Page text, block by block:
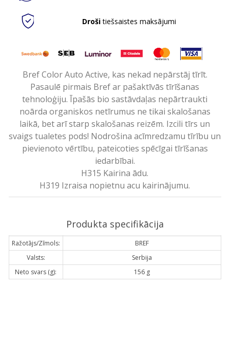
Drošitiešsaistes maksājumi
Bref Color Auto Active, kas nekad nepārstāj tīrīt.
Pasaulē pirmais Bref ar pašaktīvās tīrīšanas
tehnoloģiju. Īpašās bio sastāvdaļas nepārtraukti
noārda organiskos netīrumus ne tikai skalošanas
laikā, bet arī starp skalošanas reizēm. Izcili tīrs un
svaigs tualetes pods! Nodrošina acīmredzamu tīrību un
pievienoto vērtību, pateicoties spēcīgai tīrīšanas
iedarbībai.
H315 Kairina ādu.
H319 Izraisa nopietnu acu kairinājumu.
Produkta specifikācija
Ražotājs/Zīmols:
BREF
Valsts:
Serbija
Neto svars (g):
156 g